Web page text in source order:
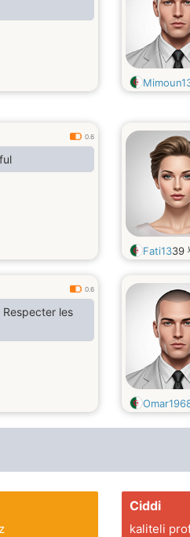
0.6
Fati1339
0.6
les
Ciddi
kaliteli